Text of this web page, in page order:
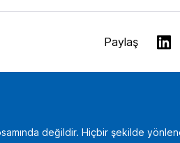
Paylaş
değildir. Hiçbir şekilde